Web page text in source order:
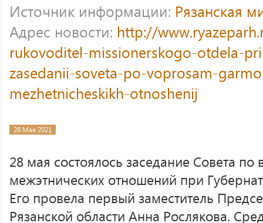
Источник информации: Рязанская
Адрес новости: http://
rukovoditel-missionerskogo-otdela-
zasedanii-soveta-po-voprosam-
mezhetnicheskikh-otnoshenij
28 Мая 2021
28 мая состоялось заседание Совета
межэтнических отношений при
Его провела первый заместитель
Рязанской области Анна Рослякова.